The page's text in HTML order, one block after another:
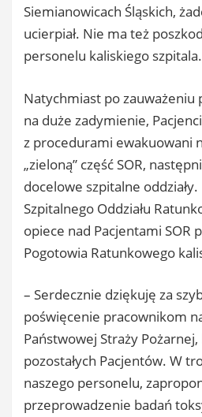
Siemianowicach Śląskich,
ucierpiał. Nie ma też
personelu kaliskiego szpitala.
Natychmiast po zauważeniu
na duże zadymienie,
z procedurami ewakuowani
„zieloną” część SOR,
docelowe szpitalne
Szpitalnego Oddziału
opiece nad Pacjentami SOR
Pogotowia Ratunkowego
– Serdecznie dziękuję za
poświęcenie pracownikom
Państwowej Straży
pozostałych Pacjentów. W
naszego personelu,
przeprowadzenie badań